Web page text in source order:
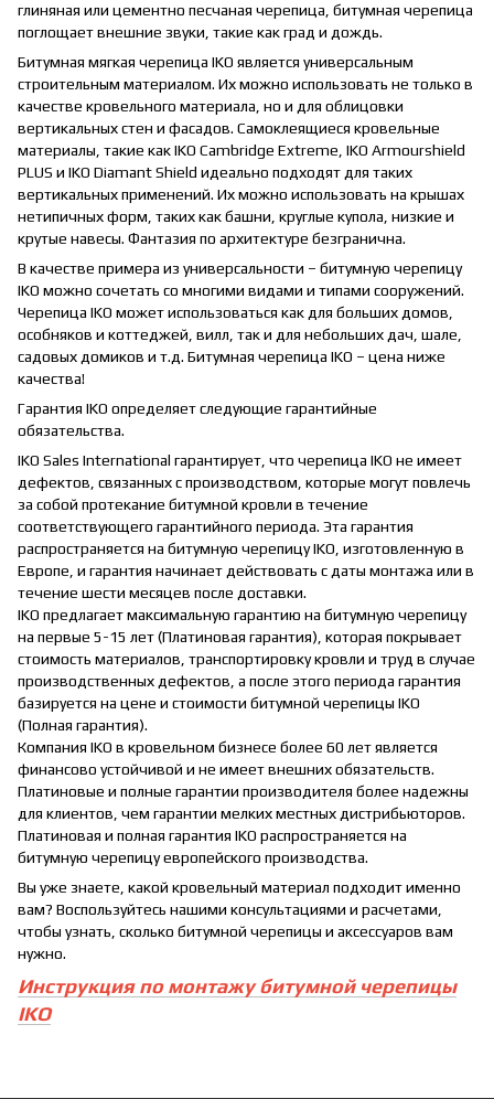
глиняная или цементно песчаная черепица, битумная черепица
поглощает внешние звуки, такие как град и дождь.
Битумная мягкая черепица IKO является универсальным
строительным материалом. Их можно использовать не только в
качестве кровельного материала, но и для облицовки
вертикальных стен и фасадов. Самоклеящиеся кровельные
материалы, такие как IKO Cambridge Extreme, IKO Armourshield
PLUS и IKO Diamant Shield идеально подходят для таких
вертикальных применений. Их можно использовать на крышах
нетипичных форм, таких как башни, круглые купола, низкие и
крутые навесы. Фантазия по архитектуре безгранична.
В качестве примера из универсальности – битумную черепицу
IKO можно сочетать со многими видами и типами сооружений.
Черепица IKO может использоваться как для больших домов,
особняков и коттеджей, вилл, так и для небольших дач, шале,
садовых домиков и т.д. Битумная черепица IKO – цена ниже
качества!
Гарантия IKO определяет следующие гарантийные
обязательства.
IKO Sales International гарантирует, что черепица IKO не имеет
дефектов, связанных с производством, которые могут повлечь
за собой протекание битумной кровли в течение
соответствующего гарантийного периода. Эта гарантия
распространяется на битумную черепицу IKO, изготовленную в
Европе, и гарантия начинает действовать с даты монтажа или в
течение шести месяцев после доставки.
IKO предлагает максимальную гарантию на битумную черепицу
на первые 5-15 лет (Платиновая гарантия), которая покрывает
стоимость материалов, транспортировку кровли и труд в случае
производственных дефектов, а после этого периода гарантия
базируется на цене и стоимости битумной черепицы IKO
(Полная гарантия).
Компания IKO в кровельном бизнесе более 60 лет является
финансово устойчивой и не имеет внешних обязательств.
Платиновые и полные гарантии производителя более надежны
для клиентов, чем гарантии мелких местных дистрибьюторов.
Платиновая и полная гарантия IKO распространяется на
битумную черепицу европейского производства.
Вы уже знаете, какой кровельный материал подходит именно
вам? Воспользуйтесь нашими консультациями и расчетами,
чтобы узнать, сколько битумной черепицы и аксессуаров вам
нужно.
Инструкция по монтажу битумной черепицы
IKO